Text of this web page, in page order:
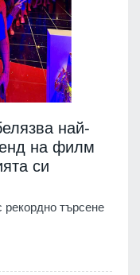
най-
на филм
си
рекордно търсене